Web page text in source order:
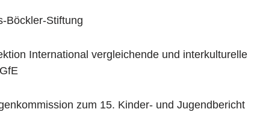
Böckler-Stiftung
International vergleichende und interkulturelle
zum 15. Kinder- und Jugendbericht